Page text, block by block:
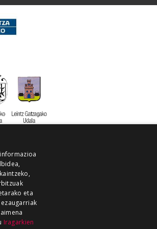
eta
Iragarkien